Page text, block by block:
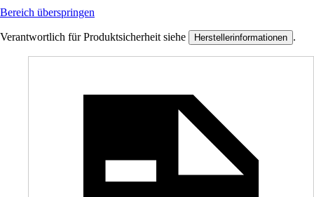
Bereich überspringen
Verantwortlich für Produktsicherheit siehe Herstellerinformationen .